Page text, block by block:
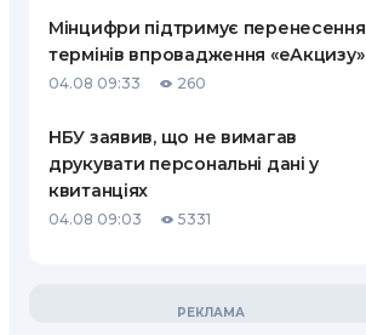
Мінцифри підтримує перенесення
термінів впровадження «еАкцизу»
04.08 09:33 260
НБУ заявив, що не вимагав
друкувати персональні дані у
квитанціях
04.08 09:03 5331